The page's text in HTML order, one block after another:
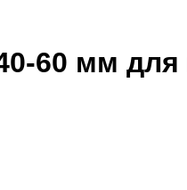
60 мм